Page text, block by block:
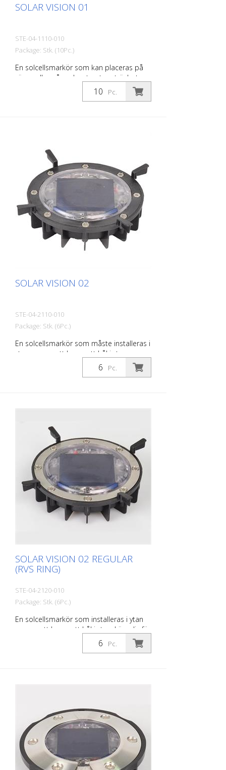
SOLAR VISION 01
STE-04-1110-010
Package: Stk. (10Pc.)
En solcellsmarkör som kan placeras på
vägen eller på andra ytor, t.ex. trä, betong,
plast, sten eller annat. Perfekt för att
fästas på betongväggar eller murverk på
1 Nichia LED färg vit Batteri: 1650 mAh Li-
polymer-batteri Reflektorer: 2 reflektorer
vita och röda storlek: 100 x 100 mm synlig
höjd efter stöttning: 20 mm vikt: 160 g
Installation: skruv, lim Förpackningsenhet:
10 stycken
Pc.
SOLAR VISION 02
STE-04-2110-010
Package: Stk. (6Pc.)
En solcellsmarkör som måste installeras i
ytan genom att borra ett hål i ytan.
Lämplig för överkörning, beroende på
olika typer av modulhus. Infälld solcells-
batteri storlek: 128 x 32 mm synlig höjd
efter montering: 2,5 mm vikt: 330 g
Installation: limmas in Förpackningsenhet:
6 stycken
Pc.
SOLAR VISION 02 REGULAR
(RVS RING)
STE-04-2120-010
Package: Stk. (6Pc.)
En solcellsmarkör som installeras i ytan
genom att borra ett hål i ytan. Lämplig för
att stå över, beroende på olika typer av
modulära höljen. Infälld solcells-LED Hölje
efter installation: 2,5 mm Vikt: 330 g
Installation: limmas in Förpackningsenhet:
6 stycken
Pc.